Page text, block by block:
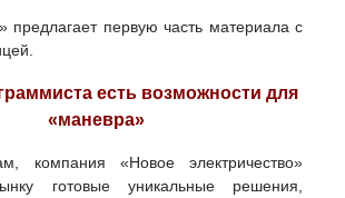
предлагает первую часть материала с
есть возможности для
«маневра»
компания «Новое электричество»
готовые уникальные решения,